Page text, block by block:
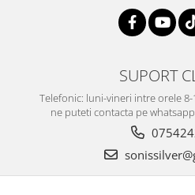
SUPORT
Telefonic: luni-vineri intre orele
ne puteti contacta pe